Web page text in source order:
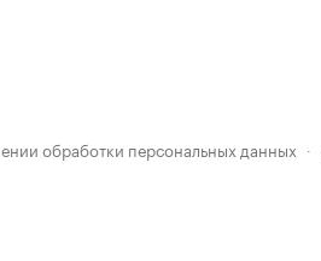
обработки персональных данных ·